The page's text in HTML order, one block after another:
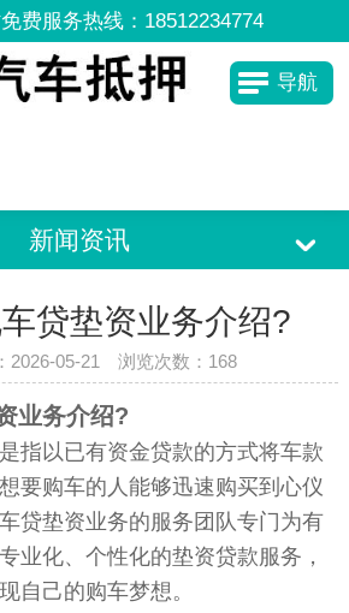
费服务热线： 18512234774
导航
新闻资讯
贷垫资业务介绍?
2026-05-21 浏览次数： 168
业务介绍?
指以已有资金贷款的方式将车款
要购车的人能够迅速购买到心仪
贷垫资业务的服务团队专门为有
业化、个性化的垫资贷款服务，
自己的购车梦想。